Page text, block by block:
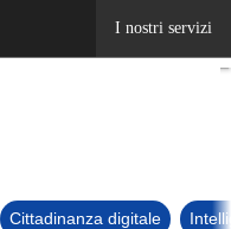
Cittadinanza digitale